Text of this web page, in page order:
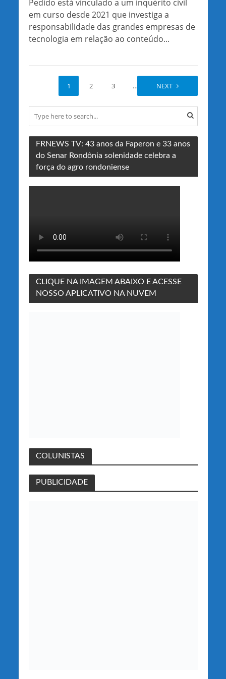
Pedido está vinculado a um inquérito civil
em curso desde 2021 que investiga a
responsabilidade das grandes empresas de
tecnologia em relação ao conteúdo...
1 2 3 … 35
NEXT
FRNEWS TV: 43 anos da Faperon e 33 anos
do Senar Rondônia solenidade celebra a
força do agro rondoniense
CLIQUE NA IMAGEM ABAIXO E ACESSE
NOSSO APLICATIVO NA NUVEM
COLUNISTAS
PUBLICIDADE